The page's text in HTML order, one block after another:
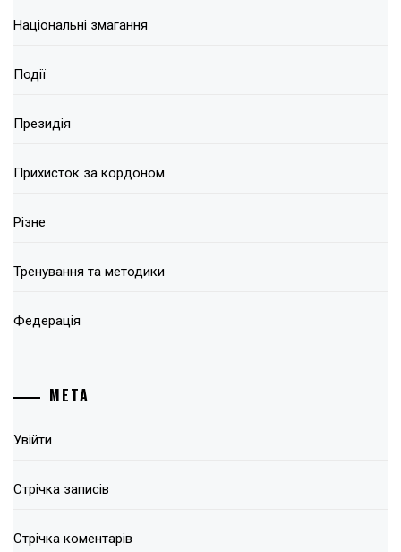
Національні змагання
Події
Президія
Прихисток за кордоном
Різне
Тренування та методики
Федерація
МЕТА
Увійти
Стрічка записів
Стрічка коментарів